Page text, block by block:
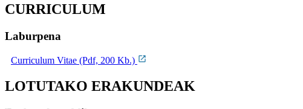
CURRICULUM
Laburpena
Curriculum Vitae (Pdf, 200 Kb.)
LOTUTAKO ERAKUNDEAK